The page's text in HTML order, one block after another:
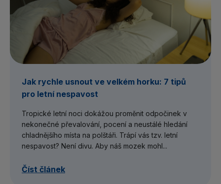
Jak rychle usnout ve velkém horku: 7 tipů
pro letní nespavost
Tropické letní noci dokážou proměnit odpočinek v
nekonečné převalování, pocení a neustálé hledání
chladnějšího místa na polštáři. Trápí vás tzv. letní
nespavost? Není divu. Aby náš mozek mohl...
Číst článek